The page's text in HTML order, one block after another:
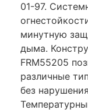
01-97.
минутную
дыма.
FRM55205
различные
без